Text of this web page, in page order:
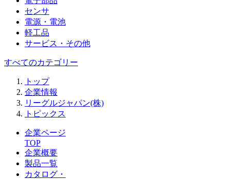
センサ
電源・電池
軽工品
サービス・その他
すべてのカテゴリー
トップ
企業情報
リーグルジャパン(株)
トピックス
企業ページ
TOP
企業概要
製品一覧
カタログ・